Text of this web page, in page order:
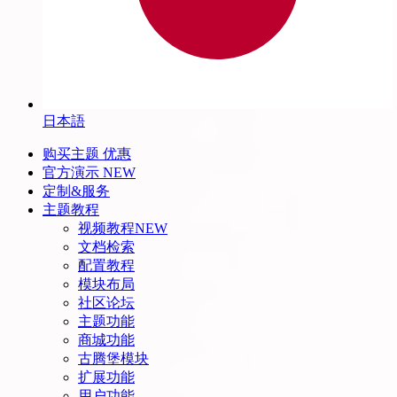
日本語
购买主题 优惠
官方演示 NEW
定制&服务
主题教程
视频教程NEW
文档检索
配置教程
模块布局
社区论坛
主题功能
商城功能
古腾堡模块
扩展功能